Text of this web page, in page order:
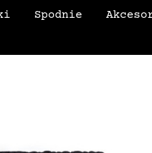
Spodnie